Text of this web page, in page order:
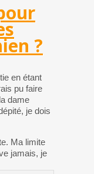
?
en étant
pu faire
dame
je dois
Ma limite
jamais, je